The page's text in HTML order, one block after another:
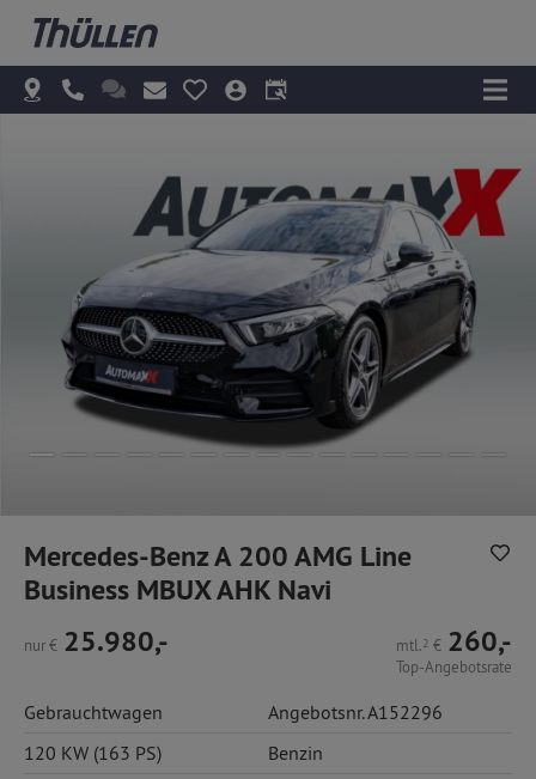
Mercedes-Benz A 200 AMG Line
Business MBUX AHK Navi
nur€ 25.980,- mtl.2 € 260,-
Top-Angebotsrate
Gebrauchtwagen
Angebotsnr. A152296
120 KW (163 PS)
Benzin